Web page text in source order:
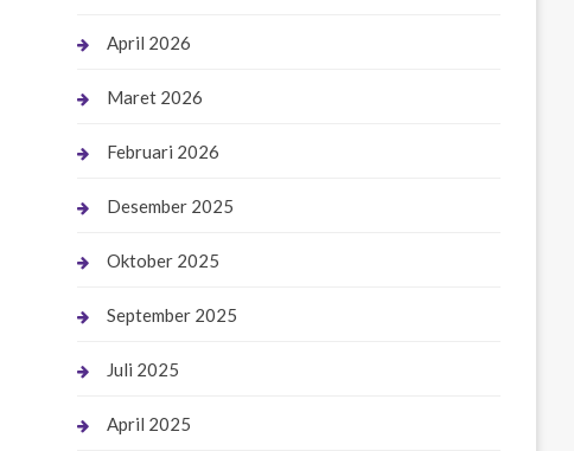
April 2026
Maret 2026
Februari 2026
Desember 2025
Oktober 2025
September 2025
Juli 2025
April 2025